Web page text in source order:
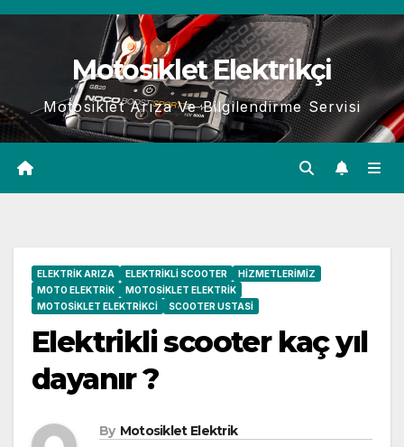
Skip
Motosiklet Elektrikçi
Motosiklet Arıza Ve Bilgilendirme Servisi
ELEKTRIK ARIZA ELEKTRIKLI SCOOTER
HIZMETLERIMIZ
MOTO ELEKTRIK
MOTOSIKLET ELEKTRIK
MOTOSIKLET ELEKTRIKCI
SCOOTER USTASI
Elektrikli scooter kaç yıl
dayanır ?
By Motosiklet Elektrik